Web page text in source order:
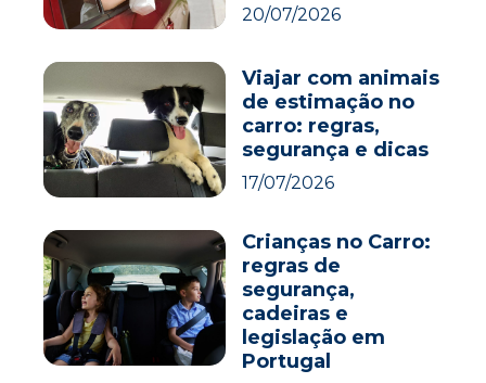
20/07/2026
Viajar com animais
de estimação no
carro: regras,
segurança e dicas
17/07/2026
Crianças no Carro:
regras de
segurança,
cadeiras e
legislação em
Portugal